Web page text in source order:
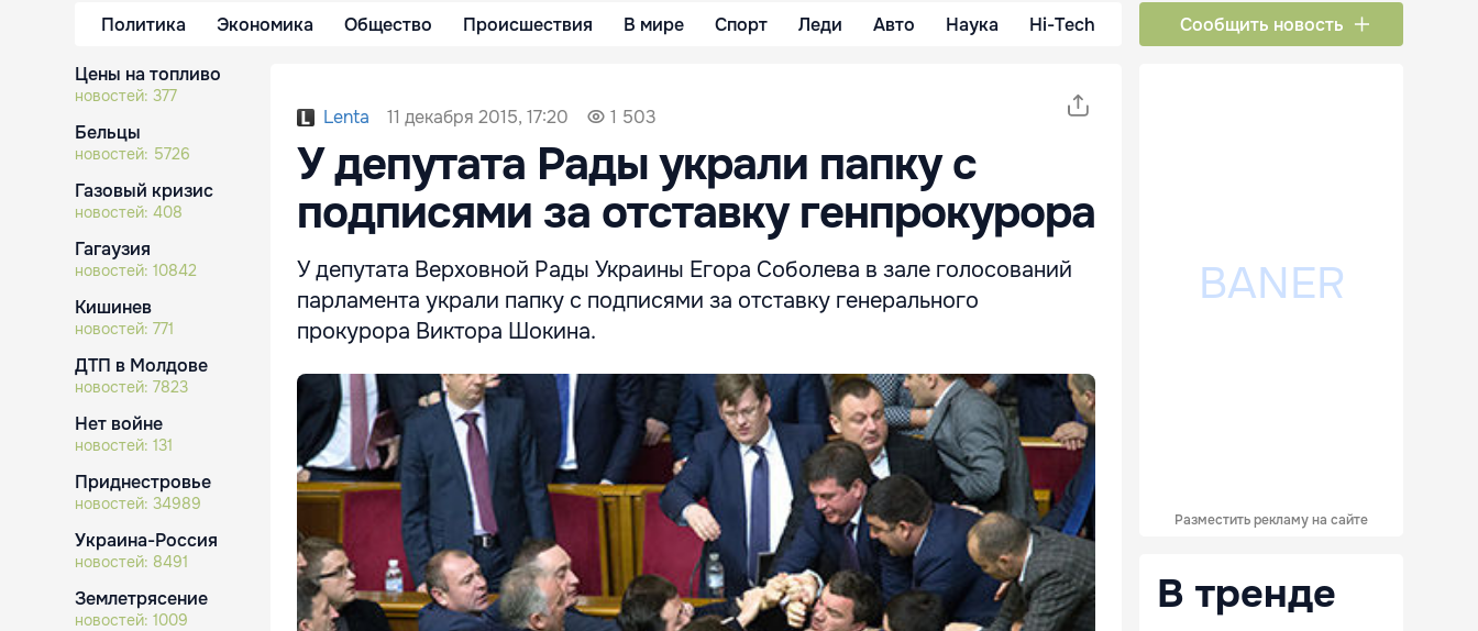
Политика Экономика Общество Происшествия В мире Спорт Леди Авто Наука Hi-Tech Сообщить новость
Цены на топливо
новостей: 377
Бельцы
новостей: 5726
Газовый кризис
новостей: 408
Гагаузия
новостей: 10842
Кишинев
новостей: 771
ДТП в Молдове
новостей: 7823
Нет войне
новостей: 131
Приднестровье
новостей: 34989
Украина-Россия
новостей: 8491
Землетрясение
новостей: 1009
Lenta 11 декабря 2015, 17:20 1 503
У депутата Рады украли папку с
подписями за отставку генпрокурора
У депутата Верховной Рады Украины Егора Соболева в зале голосований
парламента украли папку с подписями за отставку генерального
прокурора Виктора Шокина.
Разместить рекламу на сайте
В тренде